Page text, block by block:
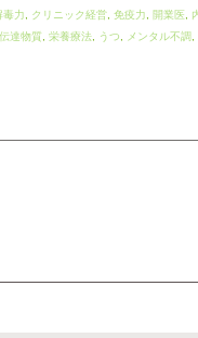
毒力 クリニック経営 免疫力 開業医
達物質 栄養療法 うつ メンタル不調